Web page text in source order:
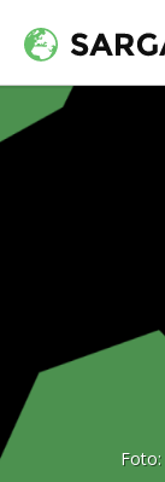
Foto: